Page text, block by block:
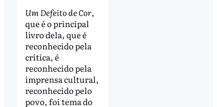
Um Defeito de Cor,
que é o principal
livro dela, que é
reconhecido pela
crítica, é
reconhecido pela
imprensa cultural,
reconhecido pelo
povo, foi tema do